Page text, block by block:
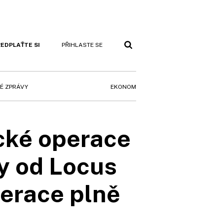
SI PŘIHLASTE SE
ZPRÁVY EKONOM
operace
od Locus
plně